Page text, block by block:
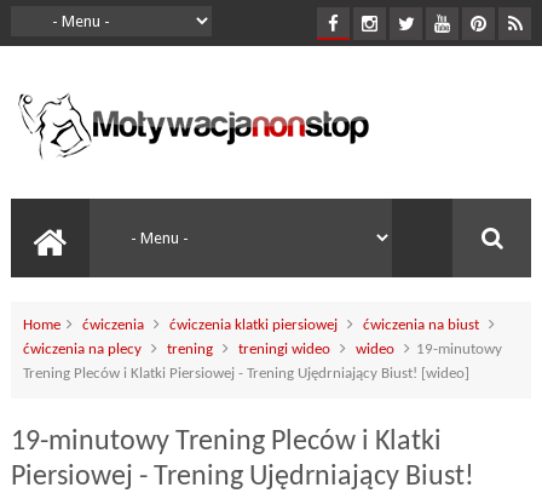
Home ćwiczenia ćwiczenia klatki piersiowej
ćwiczenia na biust
ćwiczenia na plecy
trening treningi wideo wideo
19-minutowy
Trening Pleców i Klatki Piersiowej - Trening Ujędrniający Biust! [wideo]
19-minutowy Trening Pleców i Klatki
Piersiowej - Trening Ujędrniający Biust!